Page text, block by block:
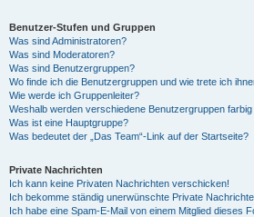
Benutzer-Stufen und Gruppen
Was sind Administratoren?
Was sind Moderatoren?
Was sind Benutzergruppen?
Wo finde ich die Benutzergruppen und wie trete ich
Wie werde ich Gruppenleiter?
Weshalb werden verschiedene Benutzergruppen
Was ist eine Hauptgruppe?
Was bedeutet der „Das Team“-Link auf der Startseite?
Private Nachrichten
Ich kann keine Privaten Nachrichten verschicken!
Ich bekomme ständig unerwünschte Private
Ich habe eine Spam-E-Mail von einem Mitglied dieses